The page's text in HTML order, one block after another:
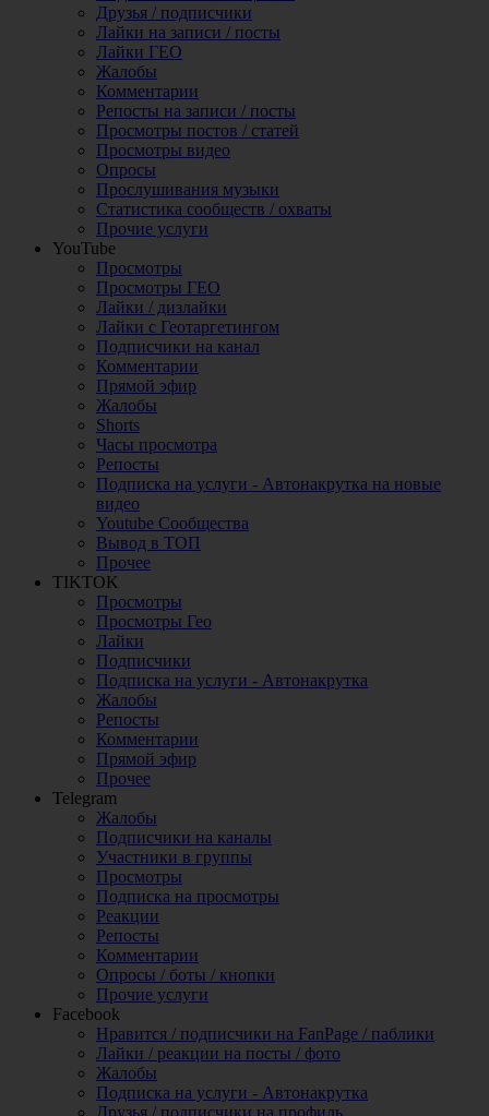
Друзья / подписчики
Лайки на записи / посты
Лайки ГЕО
Жалобы
Комментарии
Репосты на записи / посты
Просмотры постов / статей
Просмотры видео
Опросы
Прослушивания музыки
Статистика сообществ / охваты
Прочие услуги
YouTube
Просмотры
Просмотры ГЕО
Лайки / дизлайки
Лайки с Геотаргетингом
Подписчики на канал
Комментарии
Прямой эфир
Жалобы
Shorts
Часы просмотра
Репосты
Подписка на услуги - Автонакрутка на новые
видео
Youtube Сообщества
Вывод в ТОП
Прочее
TIKTOK
Просмотры
Просмотры Гео
Лайки
Подписчики
Подписка на услуги - Автонакрутка
Жалобы
Репосты
Комментарии
Прямой эфир
Прочее
Telegram
Жалобы
Подписчики на каналы
Участники в группы
Просмотры
Подписка на просмотры
Реакции
Репосты
Комментарии
Опросы / боты / кнопки
Прочие услуги
Facebook
Нравится / подписчики на FanPage / паблики
Лайки / реакции на посты / фото
Жалобы
Подписка на услуги - Автонакрутка
Друзья / подписчики на профиль